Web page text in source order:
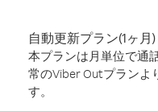
自動更新プラン(1ヶ月)
本プランは月単位で通
常のViber Outプランよ
す。